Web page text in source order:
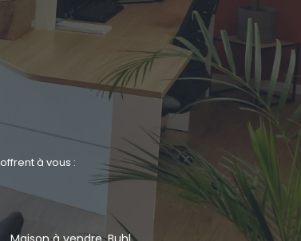
à vous :